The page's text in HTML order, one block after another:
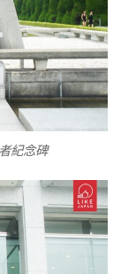
紀念碑